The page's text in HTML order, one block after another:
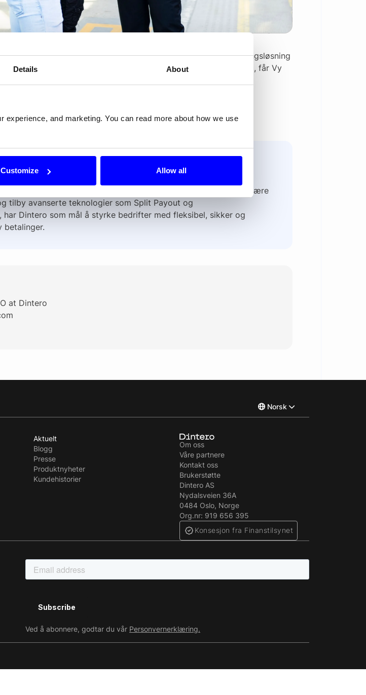
Details About
and marketing. You can read more about how we use
Customize Allow all
selskapet Dintero som leverandør av en ny, moderne betalingsløsning
og tilleggsprodukter i Norge og Sverige. Med Dinteros løsning, får Vy
Les hele artikkelen hosVy.no
for butikker og markedsplasser. Med en forpliktelse til å være
tilby avanserte teknologier som Split Payout og
har Dintero som mål å styrke bedrifter med fleksibel, sikker og
betalinger.
at Dintero
Norsk
Aktuelt
Blogg
Presse
Produktnyheter
Kundehistorier
Om oss
Våre partnere
Kontakt oss
Brukerstøtte
Dintero AS
Nydalsveien 36A
0484 Oslo, Norge
Org.nr: 919 656 395
Konsesjon fra Finanstilsynet
Ved å abonnere, godtar du vår Personvernerklæring.